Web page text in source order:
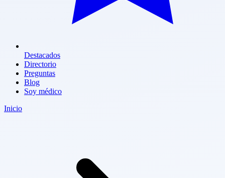
Destacados
Directorio
Preguntas
Blog
Soy médico
Inicio